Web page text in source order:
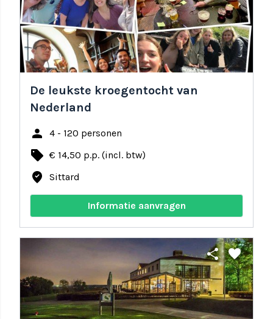
De leukste kroegentocht van
Nederland
person 4 - 120 personen
local_offer € 14,50 p.p. (incl. btw)
where_to_vote Sittard
Informatie aanvragen
share favorite